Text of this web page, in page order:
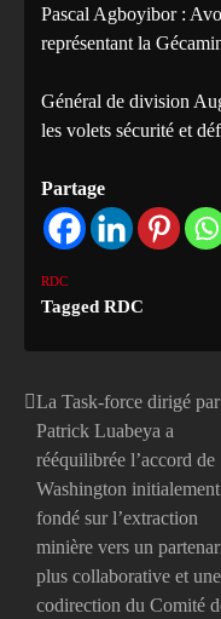
Pascal Agboyibor :
représentant la
Général de division
les volets sécurité et
Partage
RDC
Tagged RDC
Navigation
de
l’article
La Task-force dirigé par
Patrick Luabeya a
rééquilibrée l’accord de
Washington initialement
fondé sur l’extraction
minière vers un
plus collaborative et une
codirection du Comité